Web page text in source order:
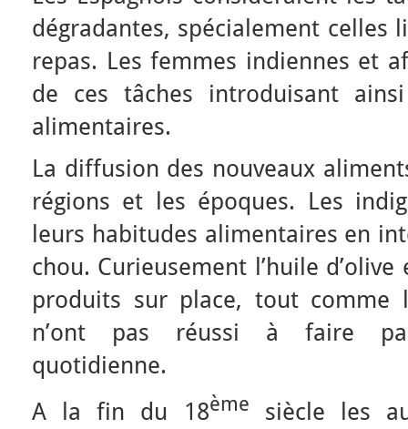
dégradantes, spécialement celles
repas. Les femmes indiennes et
de ces tâches introduisant
alimentaires.
La diffusion des nouveaux
régions et les époques. Les
leurs habitudes alimentaires en
chou. Curieusement l’huile
produits sur place, tout comme
n’ont pas réussi à faire
quotidienne.
A la fin du 18ème
siècle les